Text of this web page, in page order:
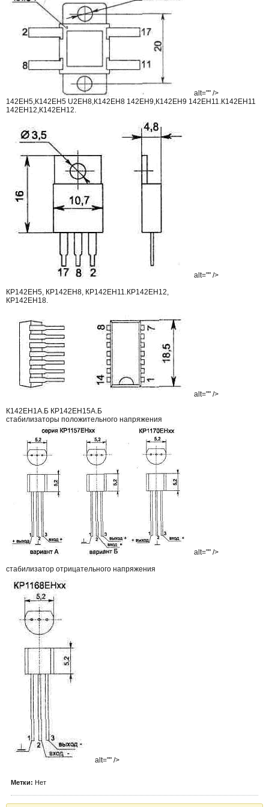
alt="" />
142ЕН5,К142ЕН5 U2EH8,К142ЕН8 142ЕН9,К142ЕН9 142ЕН11.К142ЕН11
142ЕН12,К142ЕН12.
alt="" />
КР142ЕН5, КР142ЕН8, КР142ЕН11.КР142ЕН12,
КР142ЕН18.
alt="" />
К142ЕН1А.Б КР142ЕН15А.Б
стабилизаторы положительного напряжения
alt="" />
стабилизатор отрицательного напряжения
alt="" />
Метки: Нет